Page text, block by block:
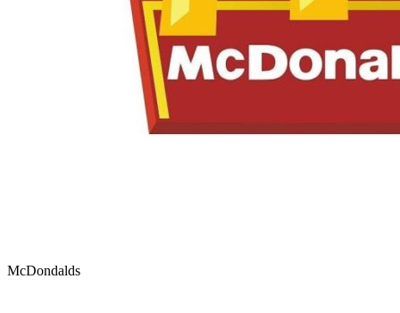
McDondalds